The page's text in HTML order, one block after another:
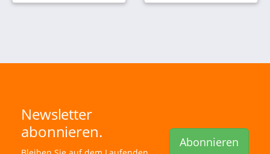
Newsletter
abonnieren.
Abonnieren